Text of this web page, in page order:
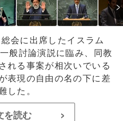
会に出席したイスラム
般討論演説に臨み、同教
れる事案が相次いでいる
表現の自由の名の下に差
した。
を読む >